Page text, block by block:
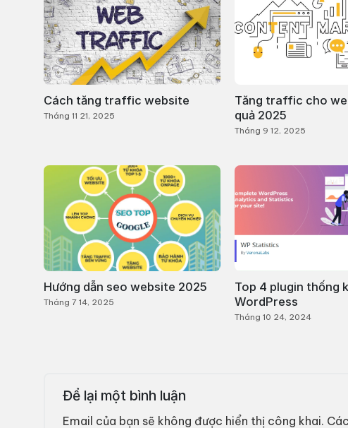
Cách tăng traffic website
Tháng 11 21, 2025
Tăng traffic cho
quả 2025
Tháng 9 12, 2025
Hướng dẫn seo website 2025
Tháng 7 14, 2025
Top 4 plugin thống
WordPress
Tháng 10 24, 2024
Để lại một bình luận
Email của bạn sẽ không được hiển thị công khai.